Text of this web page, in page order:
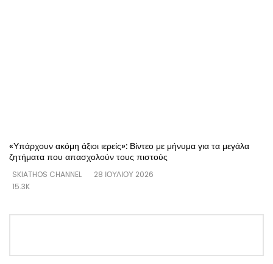
«Υπάρχουν ακόμη άξιοι ιερείς»: Βίντεο με μήνυμα για τα μεγάλα
ζητήματα που απασχολούν τους πιστούς
SKIATHOS CHANNEL
28 ΙΟΥΛΊΟΥ 2026
15.3K